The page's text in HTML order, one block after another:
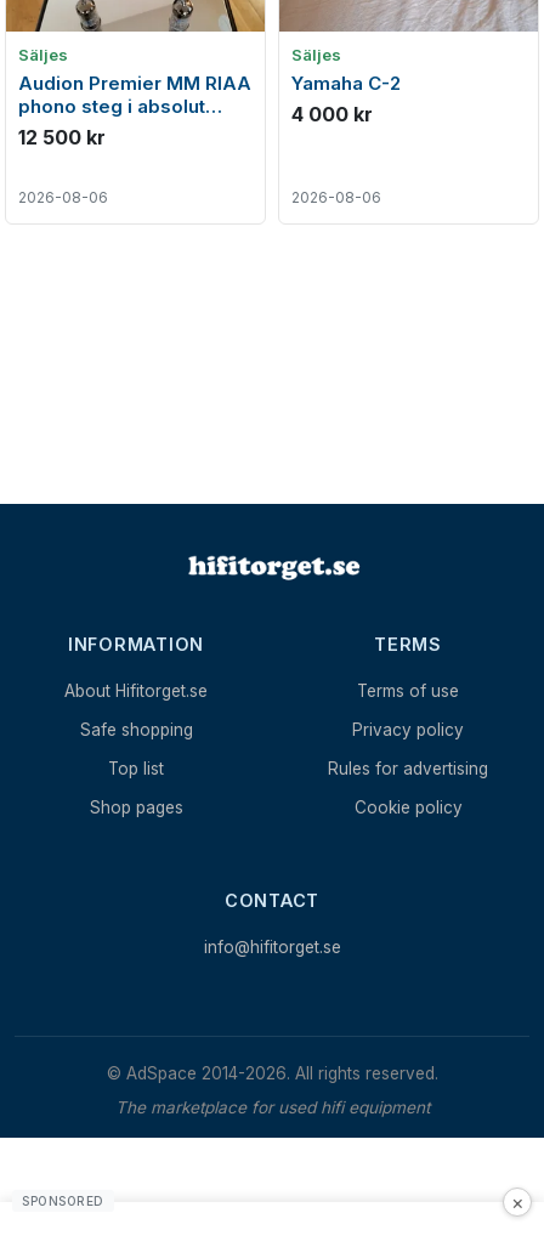
Säljes
Audion Premier MM RIAA
phono steg i absolut
nyskick
12 500 kr
2026-08-06
Säljes
Yamaha C-2
4 000 kr
2026-08-06
INFORMATION
About Hifitorget.se
Safe shopping
Top list
Shop pages
TERMS
Terms of use
Privacy policy
Rules for advertising
Cookie policy
CONTACT
info@hifitorget.se
© AdSpace 2014-2026. All rights reserved.
The marketplace for used hifi equipment
×